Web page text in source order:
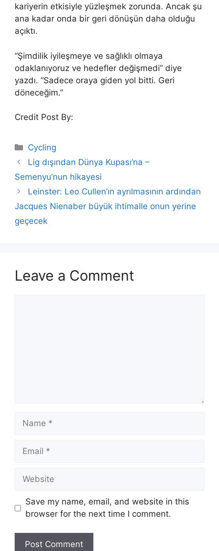
kariyerin etkisiyle yüzleşmek zorunda. Ancak şu
ana kadar onda bir geri dönüşün daha olduğu
açıktı.
“Şimdilik iyileşmeye ve sağlıklı olmaya
odaklanıyoruz ve hedefler değişmedi” diye
yazdı. “Sadece oraya giden yol bitti. Geri
döneceğim.”
Credit Post By:
Categories
Cycling
Lig dışından Dünya Kupası’na –
Semenyu’nun hikayesi
Leinster: Leo Cullen’ın ayrılmasının ardından
Jacques Nienaber büyük ihtimalle onun yerine
geçecek
Leave a Comment
Name
Email
Website
Save my name, email, and website in this
browser for the next time I comment.